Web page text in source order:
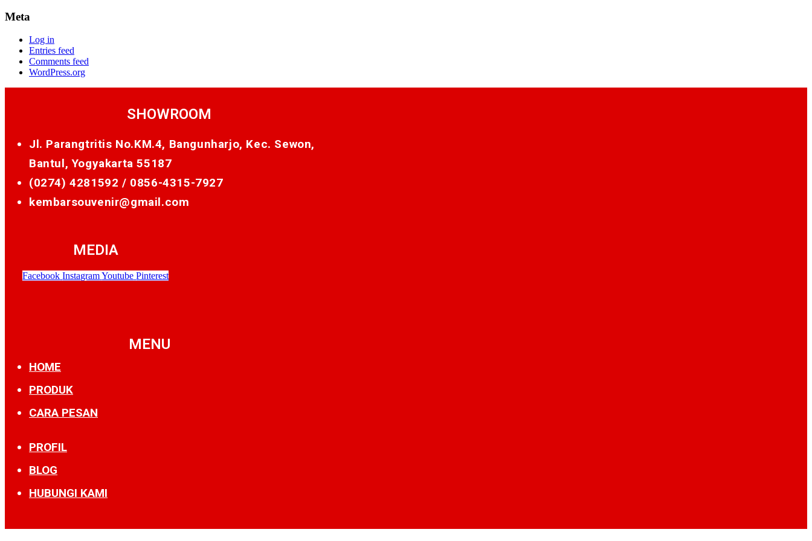
Meta
Log in
Entries feed
Comments feed
WordPress.org
SHOWROOM
Jl. Parangtritis No.KM.4, Bangunharjo, Kec. Sewon,
Bantul, Yogyakarta 55187
(0274) 4281592 / 0856-4315-7927
kembarsouvenir@gmail.com
MEDIA
Facebook Instagram Youtube Pinterest
MENU
HOME
PRODUK
CARA PESAN
PROFIL
BLOG
HUBUNGI KAMI